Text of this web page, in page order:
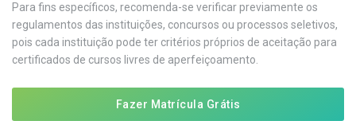
Para fins específicos, recomenda-se verificar previamente os
regulamentos das instituições, concursos ou processos seletivos,
pois cada instituição pode ter critérios próprios de aceitação para
certificados de cursos livres de aperfeiçoamento.
Fazer Matrícula Grátis